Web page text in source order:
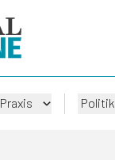
Praxis Politik